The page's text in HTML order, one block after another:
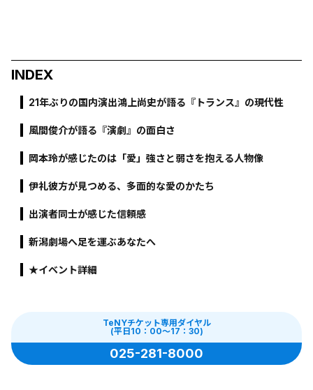
INDEX
21年ぶりの国内演出――鴻上尚史が語る『トランス』の現代性
風間俊介が語る『演劇』の面白さ
岡本玲が感じたのは「愛」――強さと弱さを抱える人物像
伊礼彼方が見つめる、多面的な愛のかたち
出演者同士が感じた信頼感
新潟劇場へ足を運ぶあなたへ
★イベント詳細
TeNYチケット専用ダイヤル
(平日10：00～17：30)
025-281-8000